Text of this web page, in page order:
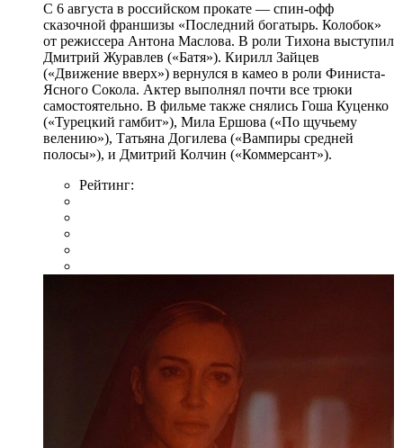
С 6 августа в российском прокате — спин-офф
сказочной франшизы «Последний богатырь. Колобок»
от режиссера Антона Маслова. В роли Тихона выступил
Дмитрий Журавлев («Батя»). Кирилл Зайцев
(«Движение вверх») вернулся в камео в роли Финиста-
Ясного Сокола. Актер выполнял почти все трюки
самостоятельно. В фильме также снялись Гоша Куценко
(«Турецкий гамбит»), Мила Ершова («По щучьему
велению»), Татьяна Догилева («Вампиры средней
полосы»), и Дмитрий Колчин («Коммерсант»).
Рейтинг: